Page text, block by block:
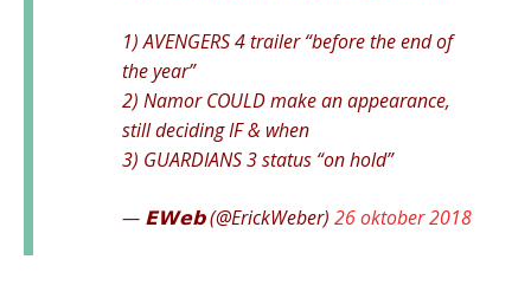
1) AVENGERS 4 trailer “before the end of
the year”
2) Namor COULD make an appearance,
still deciding IF & when
3) GUARDIANS 3 status “on hold”
— 𝗘𝗪𝗲𝗯 (@ErickWeber) 26 oktober 2018